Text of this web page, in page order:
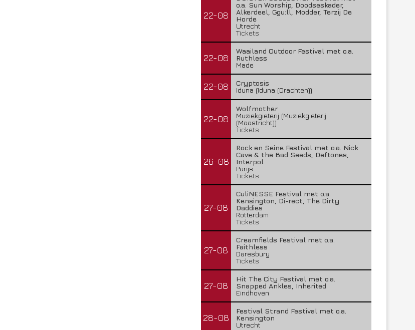
22-08
o.a. Sun Worship, Doodseskader,
Alkerdeel, Ggu:ll, Modder, Terzij De
Horde
Utrecht
Tickets
22-08
Waailand Outdoor Festival met o.a.
Ruthless
Made
22-08
Cryptosis
Iduna (Iduna (Drachten))
22-08
Wolfmother
Muziekgieterij (Muziekgieterij
(Maastricht))
Tickets
26-08
Rock en Seine Festival met o.a. Nick
Cave & the Bad Seeds, Deftones,
Interpol
Parijs
Tickets
27-08
CuliNESSE Festival met o.a.
Kensington, Di-rect, The Dirty
Daddies
Rotterdam
Tickets
27-08
Creamfields Festival met o.a.
Faithless
Daresbury
Tickets
27-08
Hit The City Festival met o.a.
Snapped Ankles, Inherited
Eindhoven
28-08
Festival Strand Festival met o.a.
Kensington
Utrecht